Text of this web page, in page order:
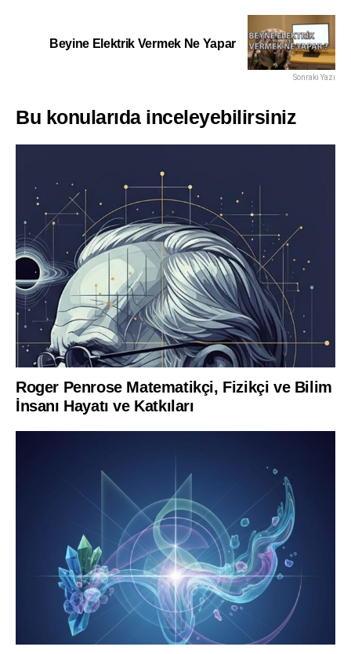
Beyine Elektrik Vermek Ne Yapar
Sonraki Yazı
Bu konularıda inceleyebilirsiniz
Roger Penrose Matematikçi, Fizikçi ve Bilim
İnsanı Hayatı ve Katkıları